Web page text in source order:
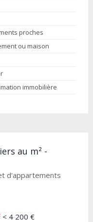
proches
ou maison
immobilière
au m² -
d'appartements
< 4 200 €